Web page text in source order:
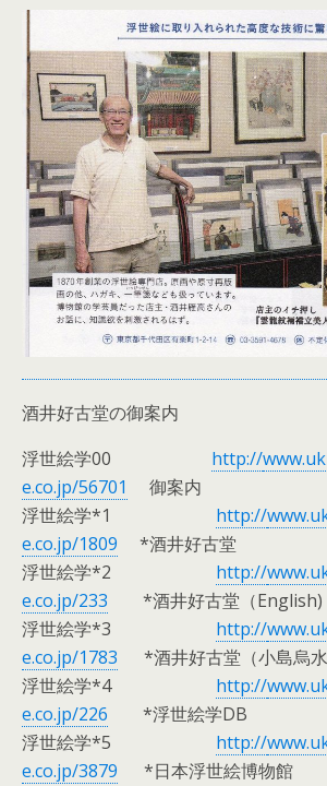
酒井好古堂の御案内
浮世絵学00 http://
e.co.jp/56701
御案内
浮世絵学*1 http://
e.co.jp/1809 *酒井好古堂
浮世絵学*2 http://
e.co.jp/233 *酒井好古堂（English)
浮世絵学*3 http://
e.co.jp/1783 *酒井好古堂（小島烏水
浮世絵学*4 http://
e.co.jp/226 *浮世絵学DB
浮世絵学*5 http://
e.co.jp/3879 *日本浮世絵博物館